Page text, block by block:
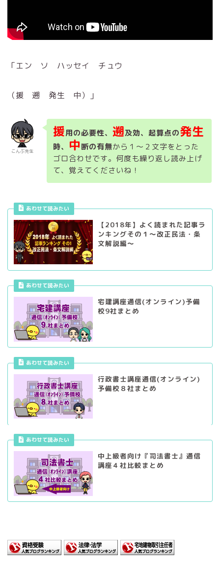
「エン ソ ハッセイ チュウ
（援 遡 発生 中）」
こんぶ先生
援用の必要性、 遡及効、起算点の発生
時、 中断の有無から１～２文字をとった
ゴロ合わせです。何度も繰り返し読み上げ
て、覚えてくださいね！
あわせて読みたい
【2018年】よく読まれた記事ラ
ンキングその１～改正民法・条
文解説編～
あわせて読みたい
宅建講座通信(オンライン)予備
校9社まとめ
あわせて読みたい
行政書士講座通信(オンライン)
予備校８社まとめ
あわせて読みたい
中上級者向け『司法書士』通信
講座４社比較まとめ